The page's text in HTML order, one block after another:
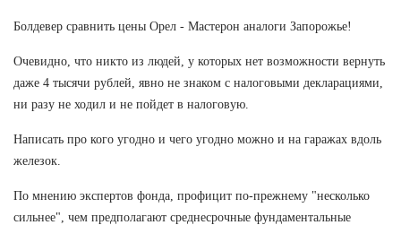
Болдевер сравнить цены Орел - Мастерон аналоги Запорожье!
Очевидно, что никто из людей, у которых нет возможности вернуть
даже 4 тысячи рублей, явно не знаком с налоговыми декларациями,
ни разу не ходил и не пойдет в налоговую.
Написать про кого угодно и чего угодно можно и на гаражах вдоль
железок.
По мнению экспертов фонда, профицит по-прежнему "несколько
сильнее", чем предполагают среднесрочные фундаментальные